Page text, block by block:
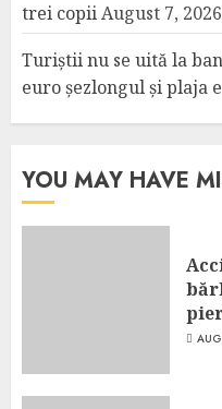
trei copiiAugust 7, 2026
Turiștii nu se uită la
euro șezlongul și plaja
YOU MAY HAVE